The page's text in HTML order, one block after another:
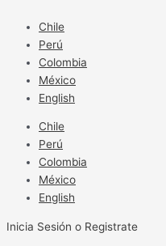
contenido
Chile
Perú
Colombia
México
English
Chile
Perú
Colombia
México
English
Inicia Sesión o Registrate